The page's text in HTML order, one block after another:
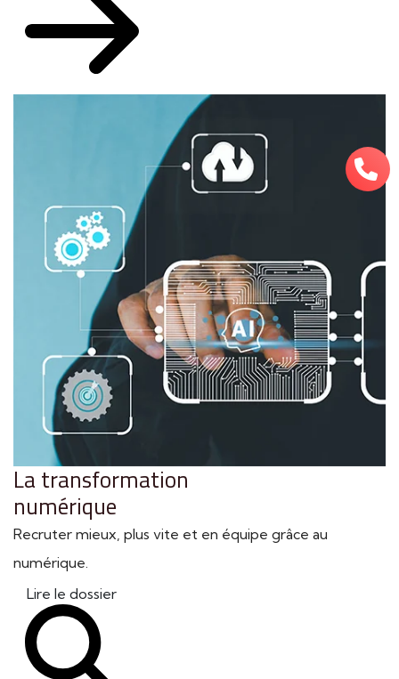
La transformation
numérique
Recruter mieux, plus vite et en équipe grâce au
numérique.
Lire le dossier